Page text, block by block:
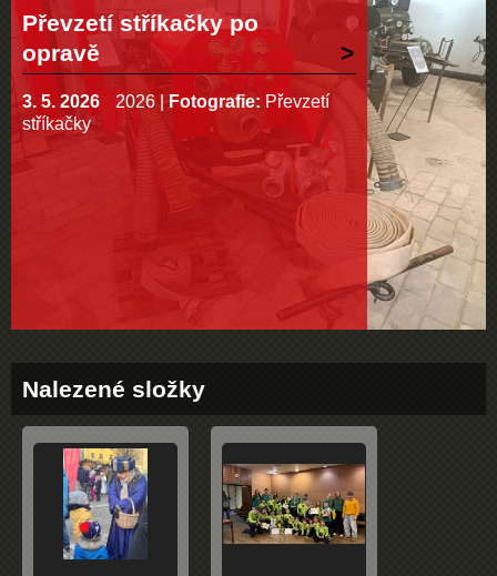
Převzetí stříkačky po
opravě
3. 5. 2026 2026 Fotografie: Převzetí
stříkačky
Nalezené složky